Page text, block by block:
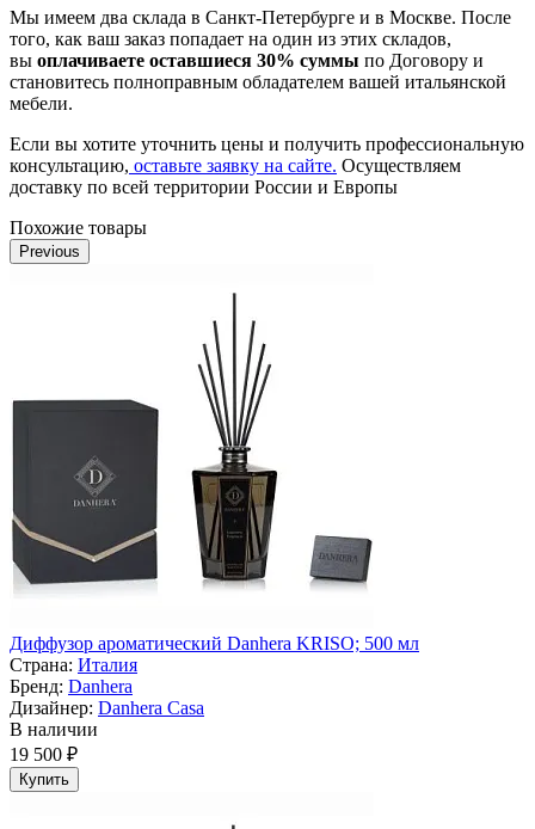
Мы имеем два склада в Санкт-Петербурге и в Москве. После
того, как ваш заказ попадает на один из этих складов,
вы оплачиваете оставшиеся 30% суммы по Договору и
становитесь полноправным обладателем вашей итальянской
мебели.
Если вы хотите уточнить цены и получить профессиональную
консультацию, оставьте заявку на сайте. Осуществляем
доставку по всей территории России и Европы
Похожие товары
Previous
Диффузор ароматический Danhera KRISO; 500 мл
Страна: Италия
Бренд: Danhera
Дизайнер: Danhera Casa
В наличии
19 500 ₽
Купить